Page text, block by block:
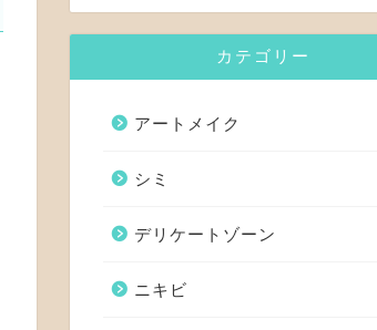
カテゴリー
アートメイク
シミ
デリケートゾーン
ニキビ